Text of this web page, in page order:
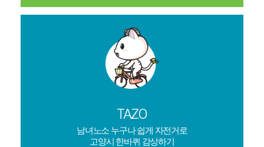
TAZO
남녀노소 누구나 쉽게 자전거로
고양시 한바퀴 감상하기